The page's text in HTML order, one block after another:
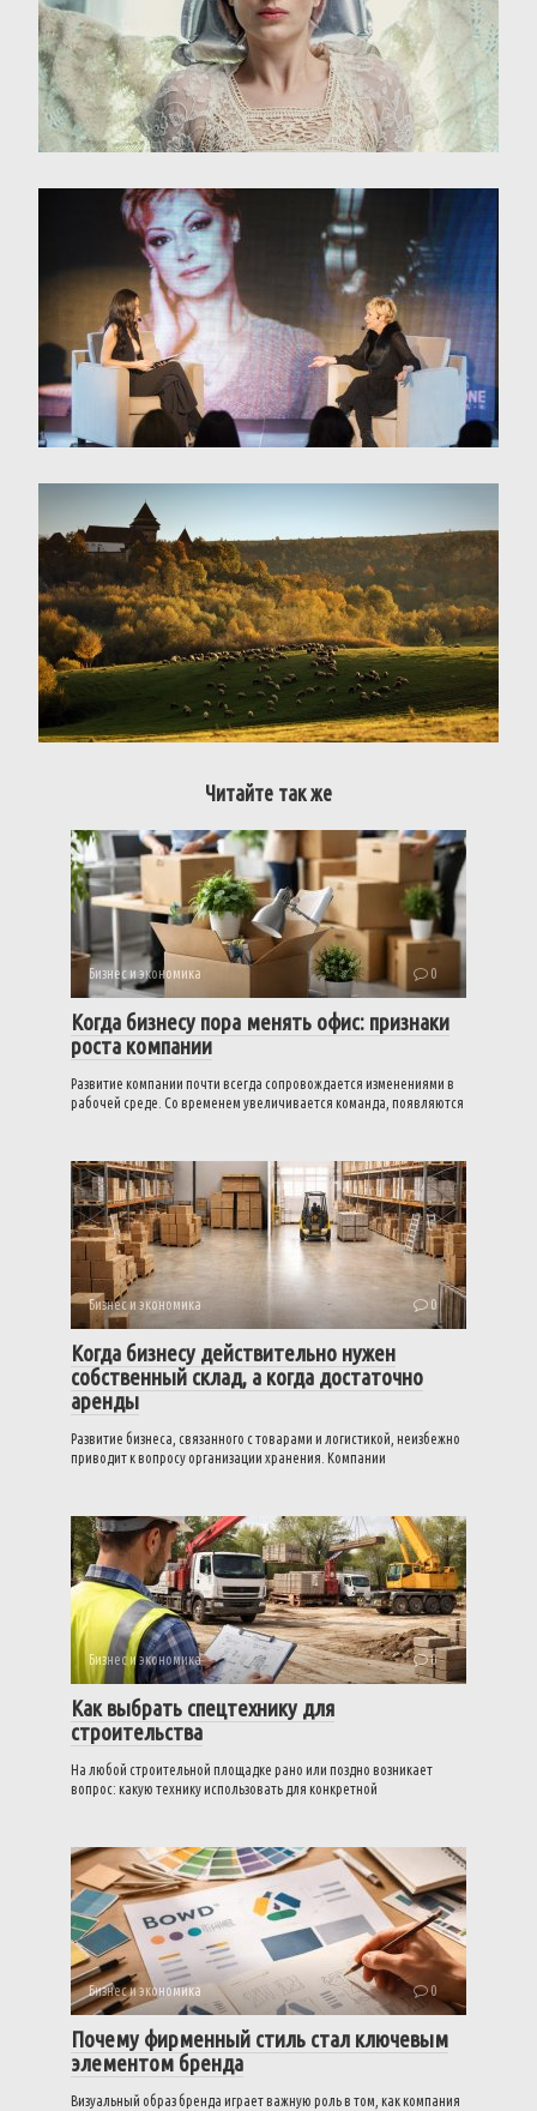
Читайте так же
Бизнес и экономика 0
Когда бизнесу пора менять офис: признаки
роста компании
Развитие компании почти всегда сопровождается изменениями в
рабочей среде. Со временем увеличивается команда, появляются
Бизнес и экономика 0
Когда бизнесу действительно нужен
собственный склад, а когда достаточно
аренды
Развитие бизнеса, связанного с товарами и логистикой, неизбежно
приводит к вопросу организации хранения. Компании
Бизнес и экономика 0
Как выбрать спецтехнику для
строительства
На любой строительной площадке рано или поздно возникает
вопрос: какую технику использовать для конкретной
Бизнес и экономика 0
Почему фирменный стиль стал ключевым
элементом бренда
Визуальный образ бренда играет важную роль в том, как компания